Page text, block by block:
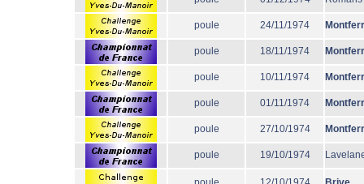
poule 24/11/1974
poule 18/11/1974
poule 10/11/1974
poule 01/11/1974
poule 27/10/1974
poule 19/10/1974